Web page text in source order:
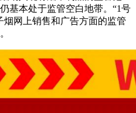
基本处于监管空白地带。“1号
网上销售和广告方面的监管